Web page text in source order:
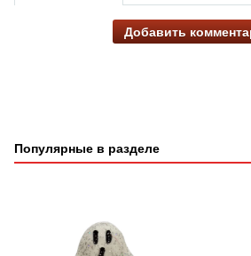
Добавить
Популярные в разделе